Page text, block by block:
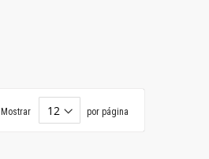
Mostrar por página